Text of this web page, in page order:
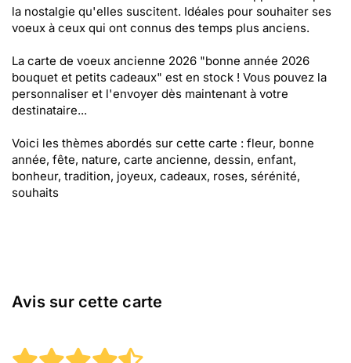
la nostalgie qu'elles suscitent. Idéales pour souhaiter ses
voeux à ceux qui ont connus des temps plus anciens.
La carte de voeux ancienne 2026 "bonne année 2026
bouquet et petits cadeaux" est en stock ! Vous pouvez la
personnaliser et l'envoyer dès maintenant à votre
destinataire...
Voici les thèmes abordés sur cette carte : fleur, bonne
année, fête, nature, carte ancienne, dessin, enfant,
bonheur, tradition, joyeux, cadeaux, roses, sérénité,
souhaits
Avis sur cette carte